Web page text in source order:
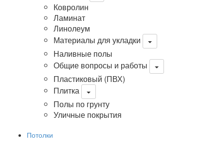
Ковролин
Ламинат
Линолеум
Материалы для укладки
Наливные полы
Общие вопросы и работы
Пластиковый (ПВХ)
Плитка
Полы по грунту
Уличные покрытия
Потолки